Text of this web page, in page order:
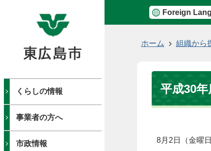
Foreign
くらしの情報
事業者の方へ
市政情報
ホーム 組織から
平成30
8月2日（金曜